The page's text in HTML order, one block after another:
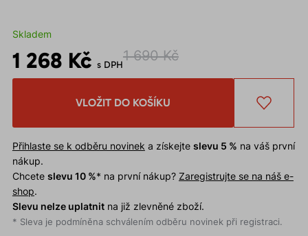
Skladem
1 268 Kč s DPH
1 690 Kč
VLOŽIT DO KOŠÍKU
Přihlaste se k odběru novinek a získejte slevu 5 % na váš první
nákup.
Chcete slevu 10 %* na první nákup? Zaregistrujte se na náš e-
shop.
Slevu nelze uplatnitna již zlevněné zboží.
* Sleva je podmíněna schválením odběru novinek při registraci.